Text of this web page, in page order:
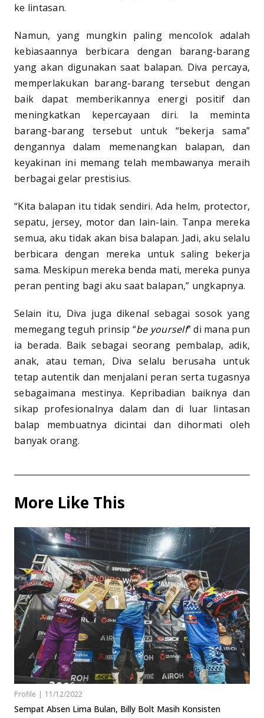
ke lintasan.
Namun, yang mungkin paling mencolok adalah
kebiasaannya berbicara dengan barang-barang
yang akan digunakan saat balapan. Diva percaya,
memperlakukan barang-barang tersebut dengan
baik dapat memberikannya energi positif dan
meningkatkan kepercayaan diri. Ia meminta
barang-barang tersebut untuk “bekerja sama”
dengannya dalam memenangkan balapan, dan
keyakinan ini memang telah membawanya meraih
berbagai gelar prestisius.
“Kita balapan itu tidak sendiri. Ada helm, protector,
sepatu, jersey, motor dan lain-lain. Tanpa mereka
semua, aku tidak akan bisa balapan. Jadi, aku selalu
berbicara dengan mereka untuk saling bekerja
sama. Meskipun mereka benda mati, mereka punya
peran penting bagi aku saat balapan,” ungkapnya.
Selain itu, Diva juga dikenal sebagai sosok yang
memegang teguh prinsip “be yourself” di mana pun
ia berada. Baik sebagai seorang pembalap, adik,
anak, atau teman, Diva selalu berusaha untuk
tetap autentik dan menjalani peran serta tugasnya
sebagaimana mestinya. Kepribadian baiknya dan
sikap profesionalnya dalam dan di luar lintasan
balap membuatnya dicintai dan dihormati oleh
banyak orang.
More Like This
Profile | 11/12/2022
Sempat Absen Lima Bulan, Billy Bolt Masih Konsisten